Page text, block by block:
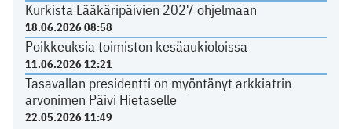
Kurkista Lääkäripäivien 2027 ohjelmaan
18.06.2026 08:58
Poikkeuksia toimiston kesäaukioloissa
11.06.2026 12:21
Tasavallan presidentti on myöntänyt arkkiatrin
arvonimen Päivi Hietaselle
22.05.2026 11:49